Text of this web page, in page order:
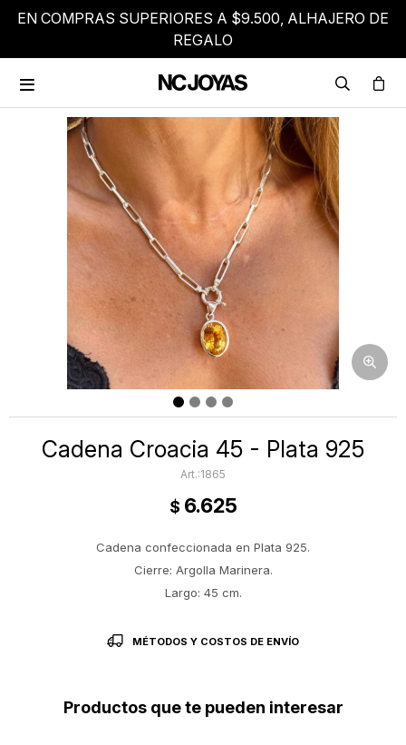
EN COMPRAS SUPERIORES A $9.500, ALHAJERO DE
REGALO

Cadena Croacia 45 - Plata 925
1865
$ 6.625
Cadena confeccionada en Plata 925.
Cierre: Argolla Marinera.
Largo: 45 cm.
MÉTODOS Y COSTOS DE ENVÍO
Productos que te pueden interesar